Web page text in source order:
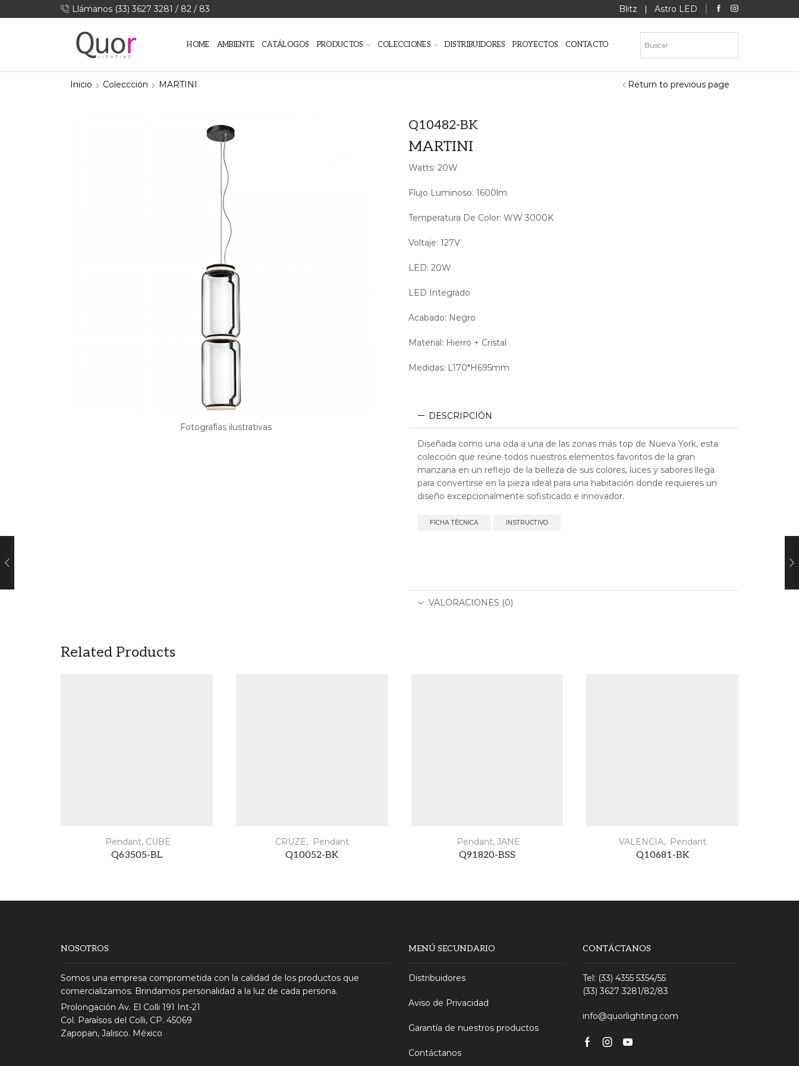
Llámanos (33) 3627 3281 / 82 / 83 Blitz | Astro LED
HOME AMBIENTE CATÁLOGOS PRODUCTOS COLECCIONES DISTRIBUIDORES PROYECTOS CONTACTO
Inicio Coleccción MARTINI Return to previous page
Fotografías ilustrativas
Q10482-BK
MARTINI
Watts: 20W
Flujo Luminoso: 1600lm
Temperatura De Color: WW 3000K
Voltaje: 127V
LED: 20W
LED Integrado
Acabado: Negro
Material: Hierro + Cristal
Medidas: L170*H695mm
DESCRIPCIÓN
Diseñada como una oda a una de las zonas más top de Nueva York, esta
colección que reúne todos nuestros elementos favoritos de la gran
manzana en un reflejo de la belleza de sus colores, luces y sabores llega
para convertirse en la pieza ideal para una habitación donde requieres un
diseño excepcionalmente sofisticado e innovador.
FICHA TÉCNICA INSTRUCTIVO
VALORACIONES (0)
Related Products
Pendant, CUBE
Q63505-BL
CRUZE, Pendant
Q10052-BK
Pendant, JANE
Q91820-BSS
VALENCIA, Pendant
Q10681-BK
NOSOTROS
Somos una empresa comprometida con la calidad de los productos que
comercializamos. Brindamos personalidad a la luz de cada persona.
Prolongación Av. El Colli 191 Int-21
Col. Paraísos del Colli, CP. 45069
Zapopan, Jalisco. México
MENÚ SECUNDARIO
Distribuidores
Aviso de Privacidad
Garantía de nuestros productos
Contáctanos
CONTÁCTANOS
Tel: (33) 4355 5354/55
(33) 3627 3281/82/83
info@quorlighting.com
Facebook
Instagram
Youtube